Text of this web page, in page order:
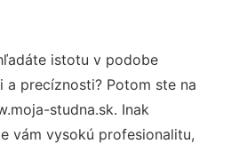
istotu v podobe
a precíznosti? Potom ste na
studna.sk. Inak
vám vysokú profesionalitu,